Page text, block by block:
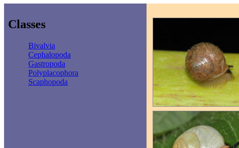
Classes
Bivalvia
Cephalopoda
Gastropoda
Polyplacophora
Scaphopoda